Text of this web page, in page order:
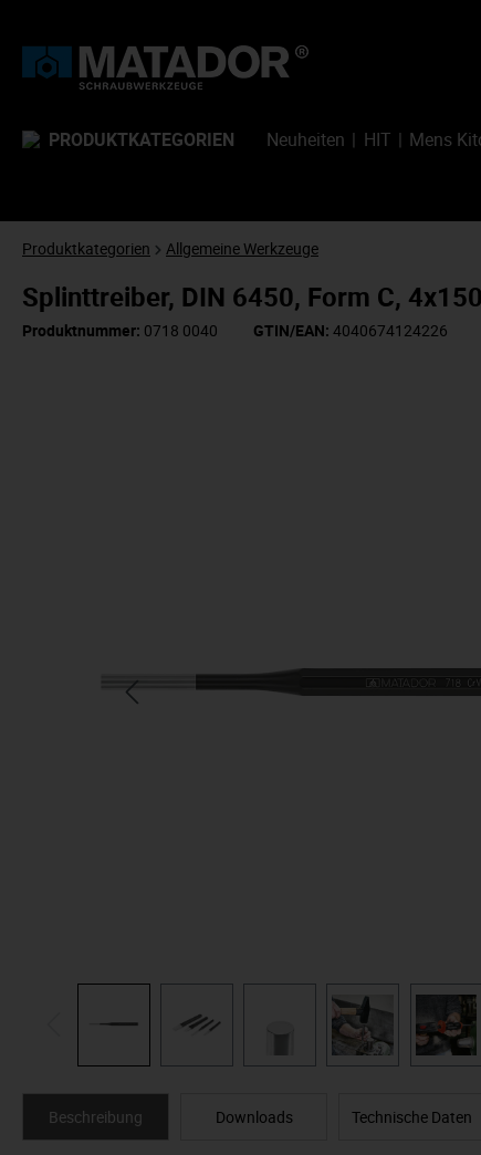
PRODUKTKATEGORIEN Neuheiten HIT Mens
Produktkategorien Allgemeine Werkzeuge
Splinttreiber, DIN 6450, Form C,
Produktnummer: 0718 0040 GTIN/EAN: 4040674124226
Beschreibung Downloads Technische Daten